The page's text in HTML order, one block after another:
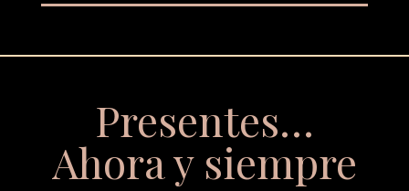
Presentes…
Ahora y siempre